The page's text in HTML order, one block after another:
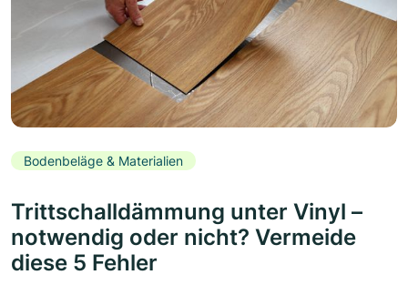
Bodenbeläge & Materialien
Trittschalldämmung unter Vinyl –
notwendig oder nicht? Vermeide
diese 5 Fehler